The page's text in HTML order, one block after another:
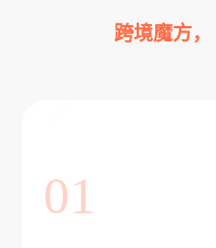
跨境魔方，
01